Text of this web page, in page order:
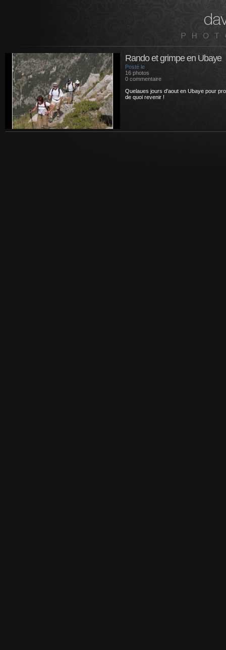
Rando et grimpe en Ubaye
Posté le
16 photos
0 commentaire
Quelaues jours d'aout en Ubaye pour
de quoi revenir !